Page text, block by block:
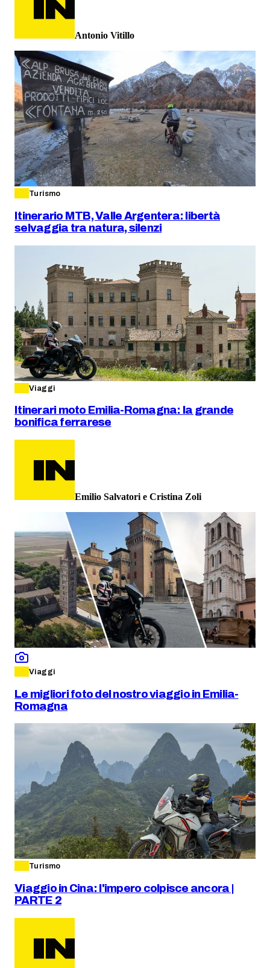
Antonio Vitillo
Turismo
Itinerario MTB, Valle Argentera: libertà
selvaggia tra natura, silenzi
Viaggi
Itinerari moto Emilia-Romagna: la grande
bonifica ferrarese
Emilio Salvatori e Cristina Zoli
Viaggi
Le migliori foto del nostro viaggio in Emilia-
Romagna
Turismo
Viaggio in Cina: l'impero colpisce ancora |
PARTE 2